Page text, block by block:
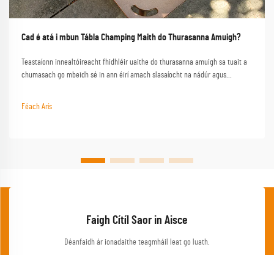
Cad é atá i mbun Tábla Champing Maith do Thurasanna Amuigh?
Teastaíonn innealtóireacht fhidhléir uaithe do thurasanna amuigh sa tuait a
chumasach go mbeidh sé in ann éirí amach slasaíocht na nádúr agus
Féach Arís
Faigh Cítíl Saor in Aisce
Déanfaidh ár ionadaithe teagmháil leat go luath.